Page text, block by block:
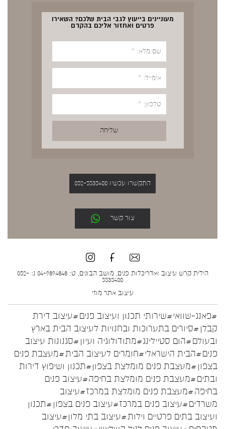
מעוניינים בייעוץ לגבי הבית שלכם? השאירו
פרטים ואחזור אליכם בהקדם
התקשרו עכשיו 052-5535400
צור קשר
הילית קרש עיצוב ואדריכלות פנים, מושב הבונים, ט: 04-9894848 נ: 052-
5535400
עיצוב אתר מוזי
#פאנג-שוואי#שירותי תכנון ועיצוב פנים#עיצוב דירת
קבלן #סיורים בתערוכות ובחנויות לעיצוב הבית בארץ
ובעולם#הום סטיילינג#מתודולוגיה ועיון #סגנונות עיצוב
פנים#הבית הישראלי#חומרים לעיצוב הבית#מעצבת פנים
בצפון #מעצבת פנים מומלצת בצפון#תכנון ושיפוץ דירות
ובתים#מעצבת פנים מומלצת בחיפה#עיצוב פנים
בחיפה#מעצבת פנים מומלצת במרכז#עיצוב
משרדים#עיצוב פנים במרכז#עיצוב פנים בצפון #תכנון
ועיצוב בתים פרטיים וילות#עיצוב בתי מלון#עיצוב